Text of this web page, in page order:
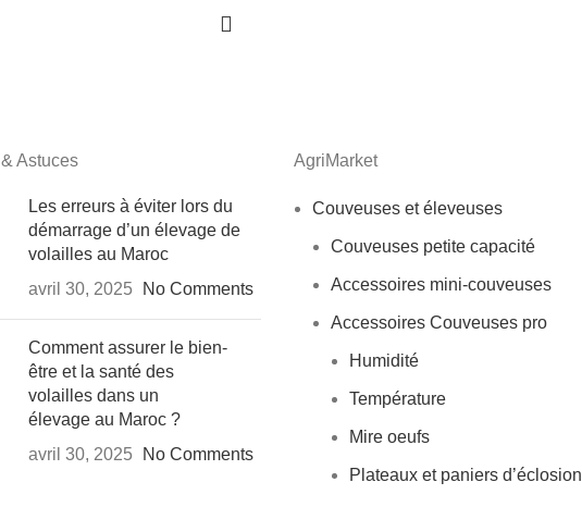
Astuces
Les erreurs à éviter lors du
démarrage d’un élevage de
volailles au Maroc
avril 30, 2025
No Comments
Comment assurer le bien-
être et la santé des
volailles dans un
élevage au Maroc ?
avril 30, 2025
No Comments
AgriMarket
Couveuses et éleveuses
Couveuses petite capacité
Accessoires mini-couveuses
Accessoires Couveuses pro
Humidité
Température
Mire oeufs
Plateaux et paniers d’éclosion